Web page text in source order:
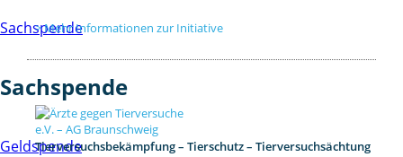
Sachspende
Sachspende
Geldspende
Mehr Informationen zur Initiative
Tierversuchsbekämpfung – Tierschutz – Tierversuchsächtung